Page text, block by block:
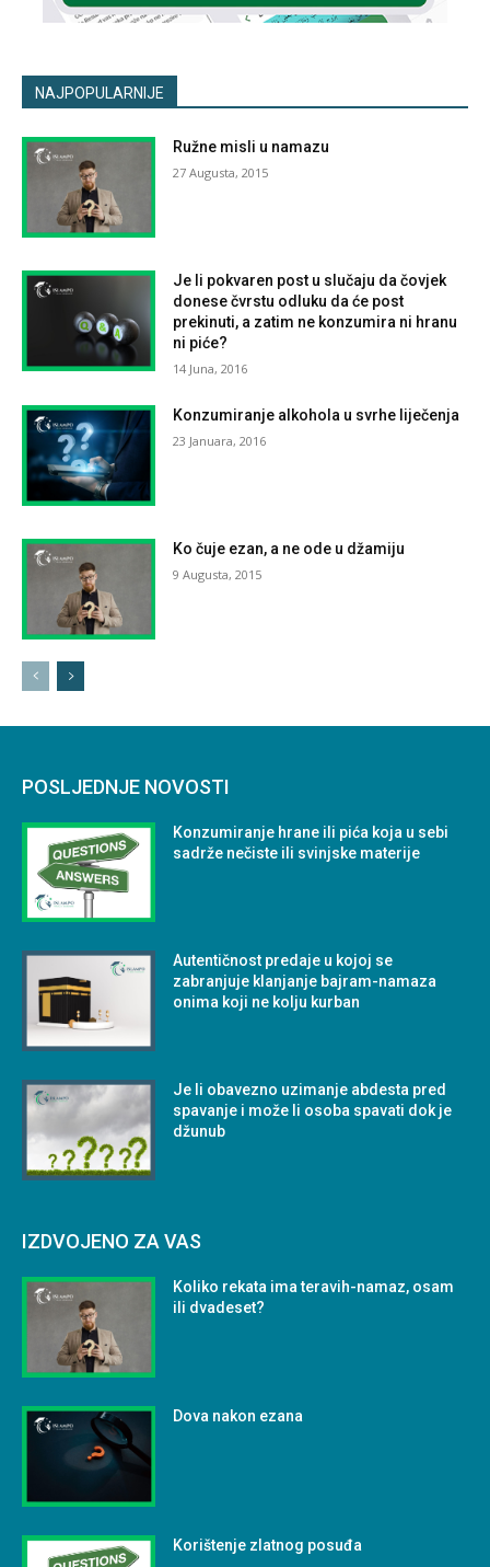
NAJPOPULARNIJE
Ružne misli u namazu
27 Augusta, 2015
Je li pokvaren post u slučaju da čovjek
donese čvrstu odluku da će post
prekinuti, a zatim ne konzumira ni hranu
ni piće?
14 Juna, 2016
Konzumiranje alkohola u svrhe liječenja
23 Januara, 2016
Ko čuje ezan, a ne ode u džamiju
9 Augusta, 2015
POSLJEDNJE NOVOSTI
Konzumiranje hrane ili pića koja u sebi
sadrže nečiste ili svinjske materije
Autentičnost predaje u kojoj se
zabranjuje klanjanje bajram-namaza
onima koji ne kolju kurban
Je li obavezno uzimanje abdesta pred
spavanje i može li osoba spavati dok je
džunub
IZDVOJENO ZA VAS
Koliko rekata ima teravih-namaz, osam
ili dvadeset?
Dova nakon ezana
Korištenje zlatnog posuđa